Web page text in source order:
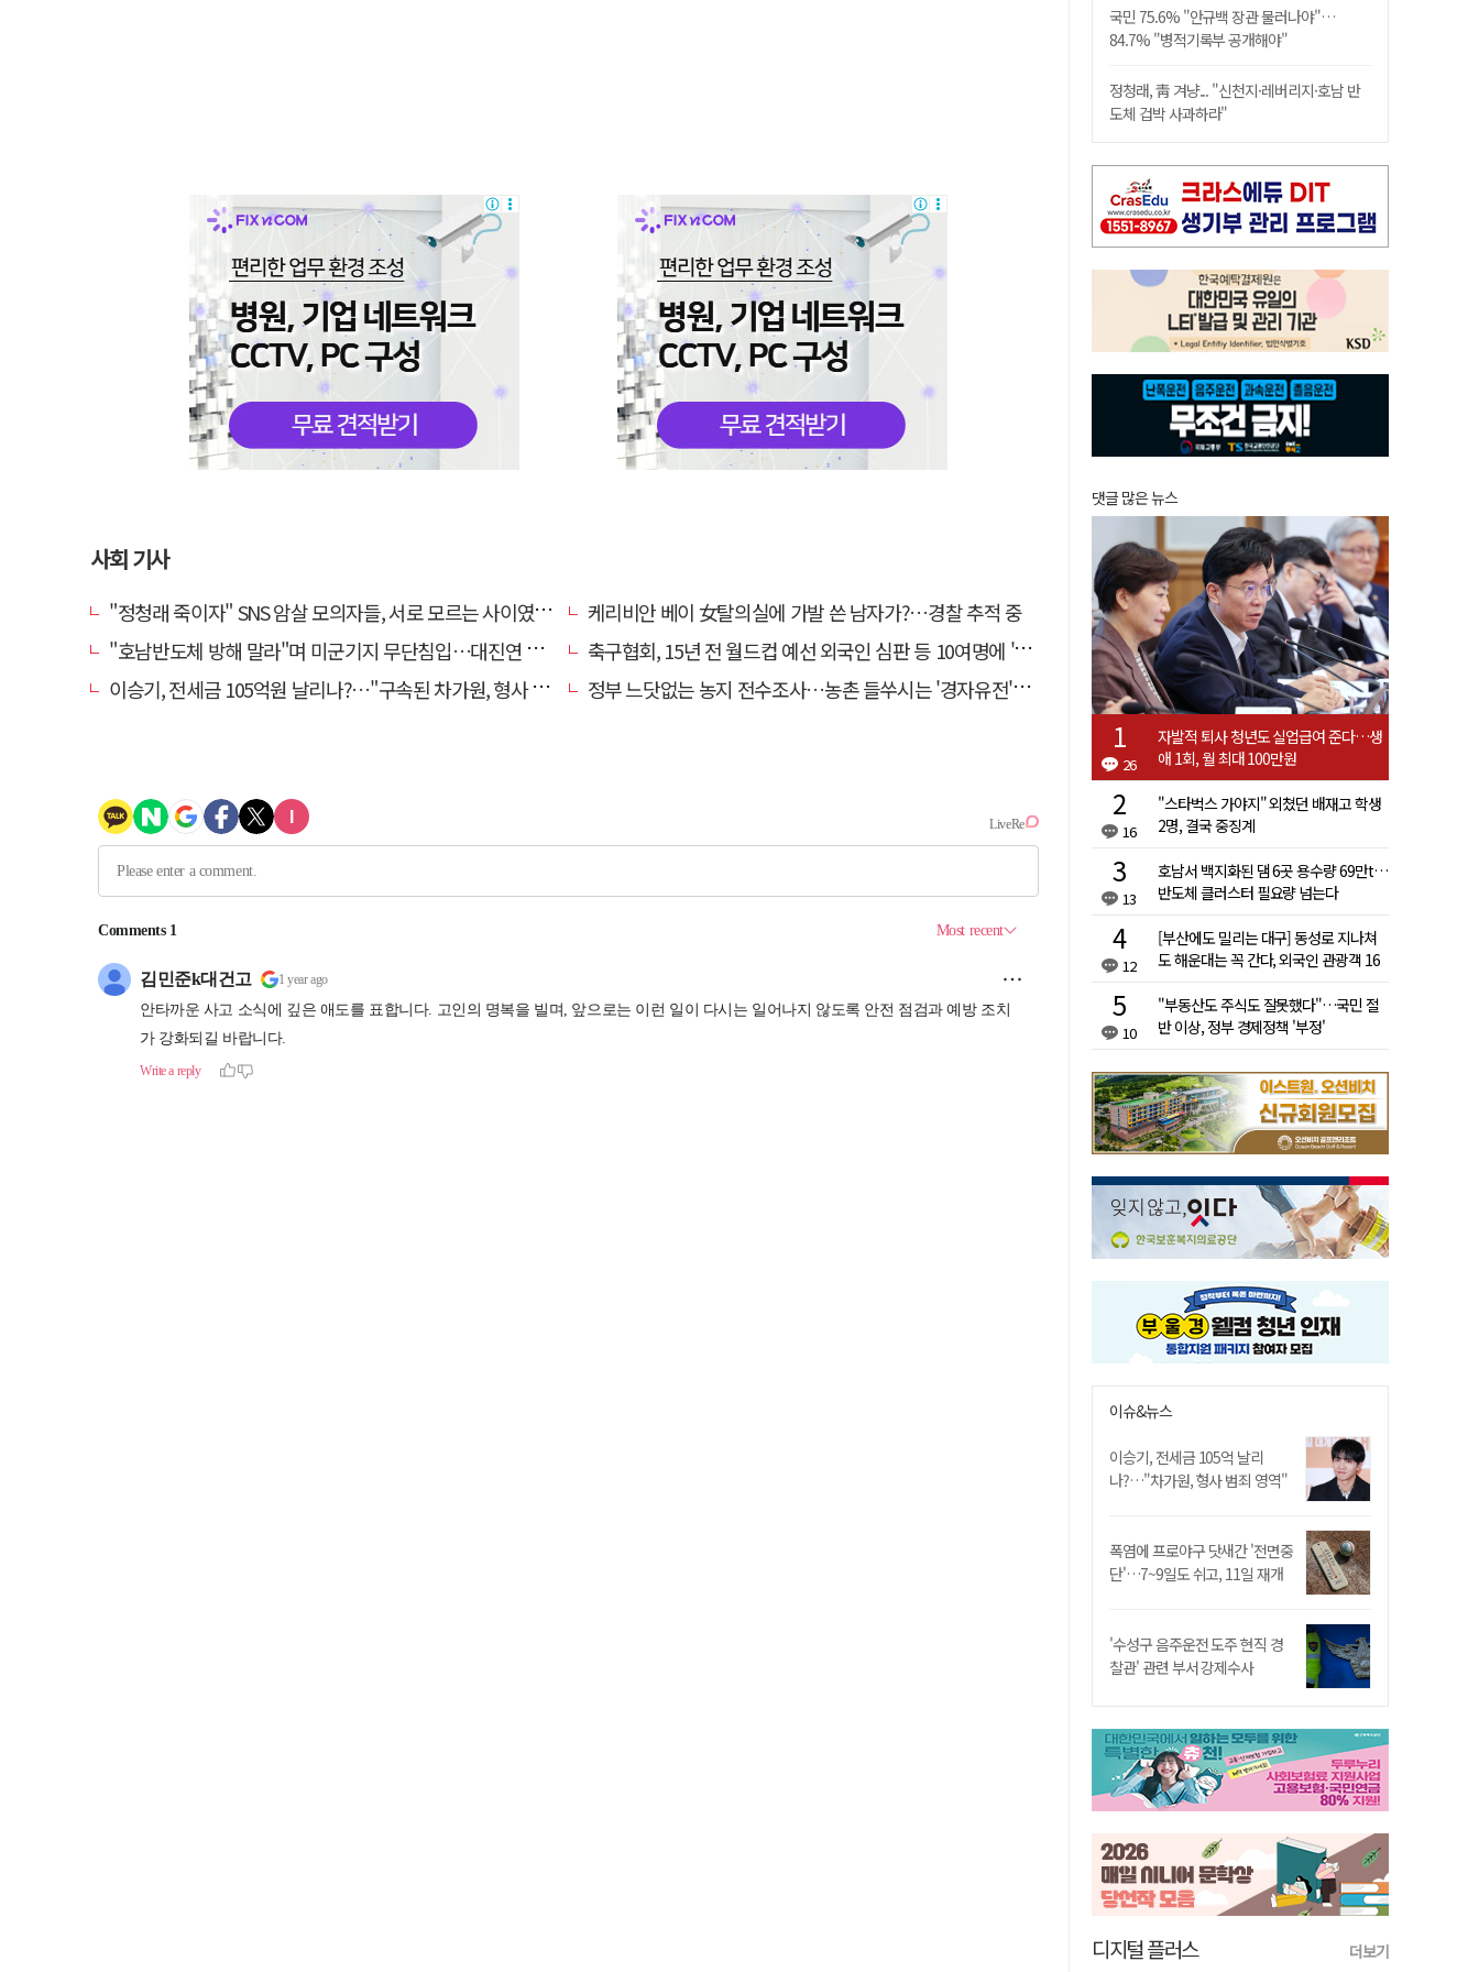
사회 기사
"정청래 죽이자" SNS 암살 모의자들, 서로 모르는 사이였다…檢송치
케리비안 베이 女탈의실에 가발 쓴 남자가?…경찰 추적 중
"호남반도체 방해 말라"며 미군기지 무단침입…대진연 회원 3명 '구속'
축구협회, 15년 전 월드컵 예선 외국인 심판 등 10여명에 '성 접대'
이승기, 전세금 105억원 날리나?…"구속된 차가원, 형사 범죄 영역"
정부 느닷없는 농지 전수조사…농촌 들쑤시는 '경자유전'의 칼날
국민 75.6% "안규백 장관 물러나야"…
84.7% "병적기록부 공개해야"
정청래, 靑 겨냥... "신천지·레버리지·호남 반
도체 겁박 사과하라"
댓글 많은 뉴스
26
자발적 퇴사 청년도 실업급여 준다…생
애 1회, 월 최대 100만원
16
"스타벅스 가야지" 외쳤던 배재고 학생
2명, 결국 중징계
13
호남서 백지화된 댐 6곳 용수량 69만t…
반도체 클러스터 필요량 넘는다
12
[부산에도 밀리는 대구] 동성로 지나쳐
도 해운대는 꼭 간다, 외국인 관광객 16
10
"부동산도 주식도 잘못했다"…국민 절
반 이상, 정부 경제정책 '부정'
이슈&뉴스
이승기, 전세금 105억 날리
나?…"차가원, 형사 범죄 영역"
폭염에 프로야구 닷새간 '전면중
단'…7~9일도 쉬고, 11일 재개
'수성구 음주운전 도주 현직 경
찰관' 관련 부서 강제수사
디지털 플러스 더보기